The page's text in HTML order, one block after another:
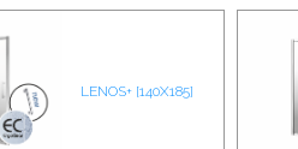
LENOS+ [140X185]